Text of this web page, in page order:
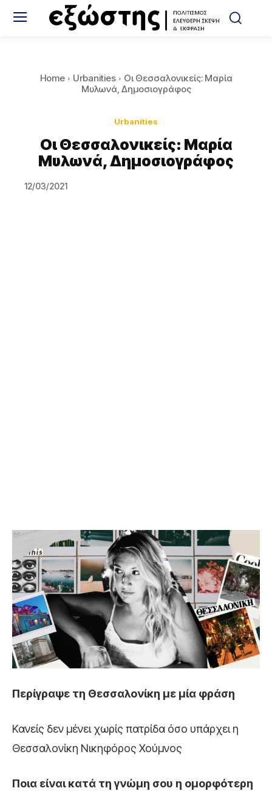
Home Urbanities
Oι Θεσσαλονικείς: Μαρία
Μυλωνά, Δημοσιογράφος
Urbanities
Oι Θεσσαλονικείς: Μαρία
Μυλωνά, Δημοσιογράφος
12/03/2021
Περίγραψε τη Θεσσαλονίκη με μία φράση
Κανείς δεν μένει χωρίς πατρίδα όσο υπάρχει η
Θεσσαλονίκη Νικηφόρος Χούμνος
Ποια είναι κατά τη γνώμη σου η ομορφότερη